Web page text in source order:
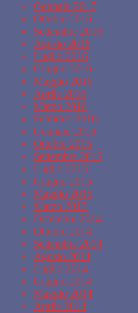
Gennaio 2017
Ottobre 2016
Settembre 2016
Agosto 2016
Luglio 2016
Giugno 2016
Maggio 2016
Aprile 2016
Marzo 2016
Febbraio 2016
Gennaio 2016
Ottobre 2015
Settembre 2015
Luglio 2015
Giugno 2015
Maggio 2015
Marzo 2015
Dicembre 2014
Ottobre 2014
Settembre 2014
Agosto 2014
Luglio 2014
Giugno 2014
Maggio 2014
Aprile 2014